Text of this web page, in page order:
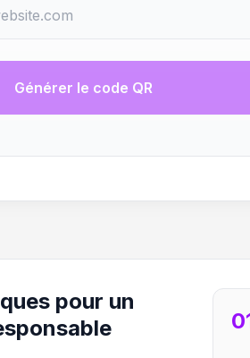
Générer le code QR
pour un